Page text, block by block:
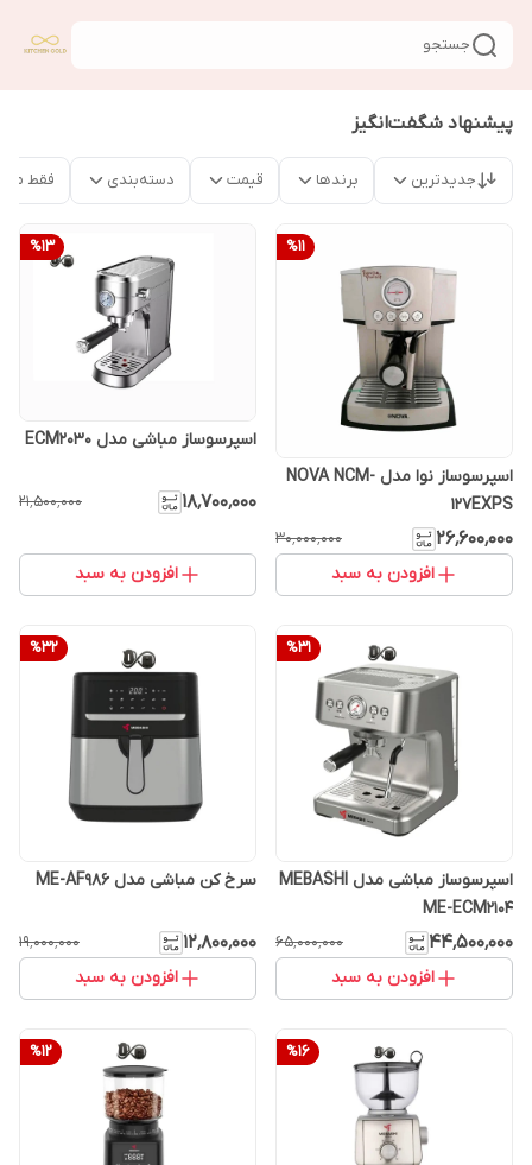
جستجو
پیشنهاد شگفت‌انگیز
جدیدترین برندها قیمت دسته‌بندی فقط
%11
اسپرسوساز نوا مدل NOVA NCM-
127EXPS
۲۶٬۶۰۰٬۰۰۰ ۳۰٬۰۰۰٬۰۰۰
افزودن به سبد
%13
اسپرسوساز مباشی مدل ECM2030
۱۸٬۷۰۰٬۰۰۰ ۲۱٬۵۰۰٬۰۰۰
افزودن به سبد
%31
اسپرسوساز مباشی مدل MEBASHI
ME-ECM2104
۴۴٬۵۰۰٬۰۰۰ ۶۵٬۰۰۰٬۰۰۰
افزودن به سبد
%32
سرخ کن مباشی مدل ME-AF986
۱۲٬۸۰۰٬۰۰۰ ۱۹٬۰۰۰٬۰۰۰
افزودن به سبد
%16
%12